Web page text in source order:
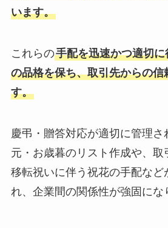
います。
これらの手配を迅速かつ適切
の品格を保ち、取引先からの信
す。
慶弔・贈答対応が適切に管理さ
元・お歳暮のリスト作成や、取
移転祝いに伴う祝花の手配など
れ、企業間の関係性が強固にな